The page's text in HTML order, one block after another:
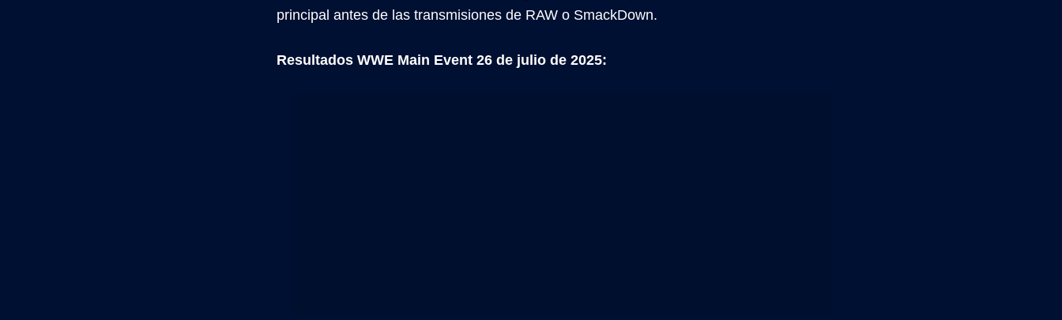
principal antes de las transmisiones de RAW o SmackDown.
Resultados WWE Main Event 26 de julio de 2025: